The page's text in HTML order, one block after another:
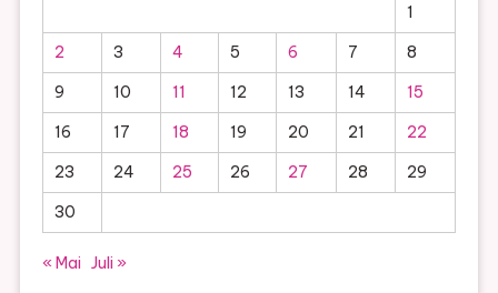
1
2
3 4 5 6 7
8
9
10 11 12 13 14
15
16
17 18 19 20 21
22
23
24 25 26 27 28
29
30
« Mai Juli »